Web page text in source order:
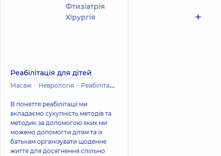
Реабілітація для дітей
Масаж Неврологія Реабілітація та відновне лікування
В поняття реабілітації ми
вкладаємо сукупність методів та
методик за допомогою яких ми
можемо допомогти дітям та їх
батькам організувати щоденне
життя для досягнення спільно
Фтизіатрія
Хірургія